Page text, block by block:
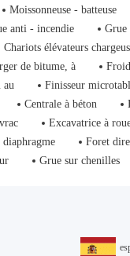
Moissonneuse - batteuse
anti - incendie
Grue
Chariots élévateurs
de bitume, à
au
Finisseur
Centrale à béton
Excavatrice à
diaphragme
Foret
Grue sur chenilles